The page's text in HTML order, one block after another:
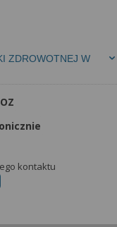
ZDROWOTNEJ W
kontaktu
rejestracji